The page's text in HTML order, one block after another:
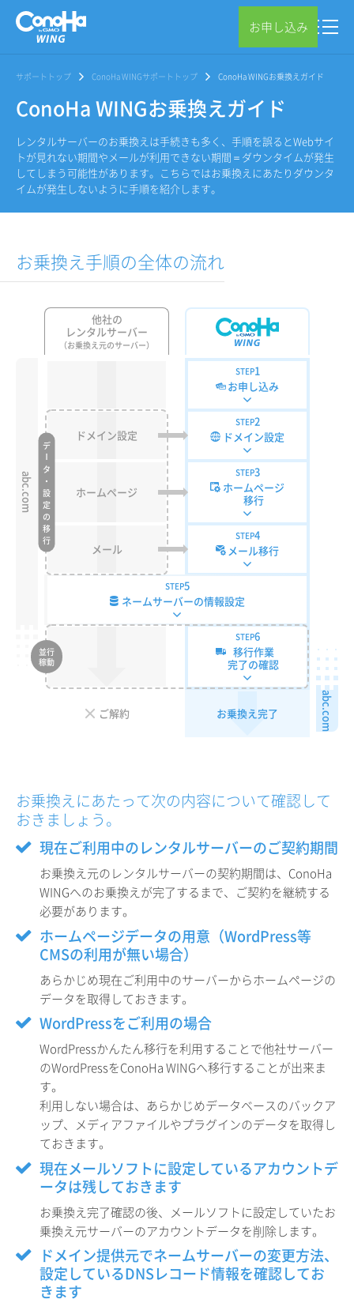
お申し込み
サポートトップ ConoHa WINGサポートトップ ConoHa WINGお乗換えガイド
ConoHa WINGお乗換えガイド
レンタルサーバーのお乗換えは手続きも多く、手順を誤るとWebサイ
トが見れない期間やメールが利用できない期間＝ダウンタイムが発生
してしまう可能性があります。こちらではお乗換えにあたりダウンタ
イムが発生しないように手順を紹介します。
お乗換え手順の全体の流れ
abc.com
abc.com
他社の
レンタルサーバー
（お乗換え元のサーバー）
ドメイン設定
ホームページ
メール
STEP5
ネームサーバーの情報設定
ご解約
デ
ー
タ・設定の移行
並行
稼動
STEP1
お申し込み
STEP2
ドメイン設定
STEP3
ホームページ
移行
STEP4
メール移行
STEP6
移行作業
完了の確認
お乗換え完了
お乗換えにあたって次の内容について確認して
おきましょう。
現在ご利用中のレンタルサーバーのご契約期間
お乗換え元のレンタルサーバーの契約期間は、ConoHa
WINGへのお乗換えが完了するまで、ご契約を継続する
必要があります。
ホームページデータの用意（WordPress等
CMSの利用が無い場合）
あらかじめ現在ご利用中のサーバーからホームページの
データを取得しておきます。
WordPressをご利用の場合
WordPressかんたん移行を利用することで他社サーバー
のWordPressをConoHa WINGへ移行することが出来ま
す。
利用しない場合は、あらかじめデータベースのバックア
ップ、メディアファイルやプラグインのデータを取得し
ておきます。
現在メールソフトに設定しているアカウントデ
ータは残しておきます
お乗換え完了確認の後、メールソフトに設定していたお
乗換え元サーバーのアカウントデータを削除します。
ドメイン提供元でネームサーバーの変更方法、
設定しているDNSレコード情報を確認してお
きます